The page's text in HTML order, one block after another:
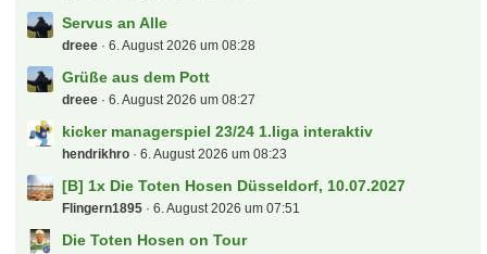
Servus an Alle
dreee 6. August 2026 um 08:28
Grüße aus dem Pott
dreee 6. August 2026 um 08:27
kicker managerspiel 23/24 1.liga interaktiv
hendrikhro 6. August 2026 um 08:23
[B] 1x Die Toten Hosen Düsseldorf, 10.07.2027
Flingern1895 6. August 2026 um 07:51
Die Toten Hosen on Tour